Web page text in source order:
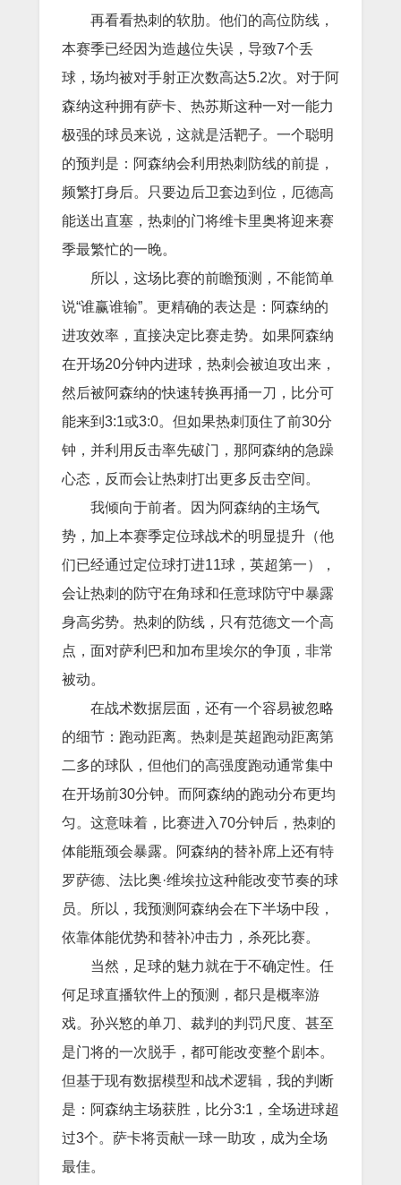
再看看热刺的软肋。他们的高位防线，
本赛季已经因为造越位失误，导致7个丢
球，场均被对手射正次数高达5.2次。对于阿
森纳这种拥有萨卡、热苏斯这种一对一能力
极强的球员来说，这就是活靶子。一个聪明
的预判是：阿森纳会利用热刺防线的前提，
频繁打身后。只要边后卫套边到位，厄德高
能送出直塞，热刺的门将维卡里奥将迎来赛
季最繁忙的一晚。
所以，这场比赛的前瞻预测，不能简单
说“谁赢谁输”。更精确的表达是：阿森纳的
进攻效率，直接决定比赛走势。如果阿森纳
在开场20分钟内进球，热刺会被迫攻出来，
然后被阿森纳的快速转换再捅一刀，比分可
能来到3:1或3:0。但如果热刺顶住了前30分
钟，并利用反击率先破门，那阿森纳的急躁
心态，反而会让热刺打出更多反击空间。
我倾向于前者。因为阿森纳的主场气
势，加上本赛季定位球战术的明显提升（他
们已经通过定位球打进11球，英超第一），
会让热刺的防守在角球和任意球防守中暴露
身高劣势。热刺的防线，只有范德文一个高
点，面对萨利巴和加布里埃尔的争顶，非常
被动。
在战术数据层面，还有一个容易被忽略
的细节：跑动距离。热刺是英超跑动距离第
二多的球队，但他们的高强度跑动通常集中
在开场前30分钟。而阿森纳的跑动分布更均
匀。这意味着，比赛进入70分钟后，热刺的
体能瓶颈会暴露。阿森纳的替补席上还有特
罗萨德、法比奥·维埃拉这种能改变节奏的球
员。所以，我预测阿森纳会在下半场中段，
依靠体能优势和替补冲击力，杀死比赛。
当然，足球的魅力就在于不确定性。任
何足球直播软件上的预测，都只是概率游
戏。孙兴慜的单刀、裁判的判罚尺度、甚至
是门将的一次脱手，都可能改变整个剧本。
但基于现有数据模型和战术逻辑，我的判断
是：阿森纳主场获胜，比分3:1，全场进球超
过3个。萨卡将贡献一球一助攻，成为全场
最佳。